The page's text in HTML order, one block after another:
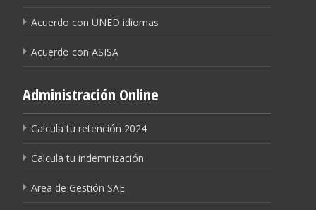
Acuerdo con UNED idiomas
Acuerdo con ASISA
Administración Online
Calcula tu retención 2024
Calcula tu indemnización
Area de Gestión SAE